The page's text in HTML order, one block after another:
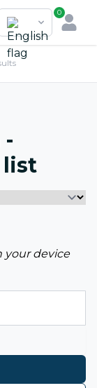
0
-
list
your device